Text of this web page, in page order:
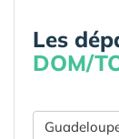
Les
DOM/